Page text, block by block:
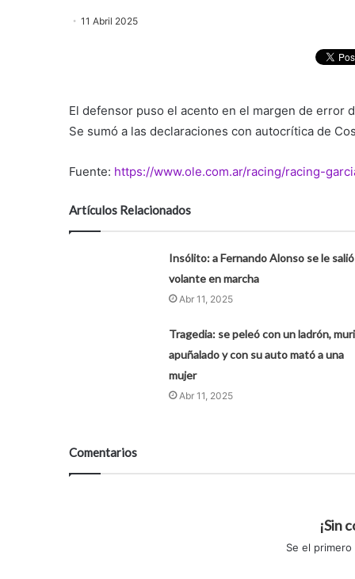
11 Abril 2025
El defensor puso el acento en el margen de error
Se sumó a las declaraciones con autocrítica de
Fuente: https://www.ole.com.ar/racing/racing-
Artículos Relacionados
Insólito: a Fernando Alonso se le
volante en marcha
Abr 11, 2025
Tragedia: se peleó con un ladrón,
apuñalado y con su auto mató a una
mujer
Abr 11, 2025
Comentarios
¡Sin
Se el